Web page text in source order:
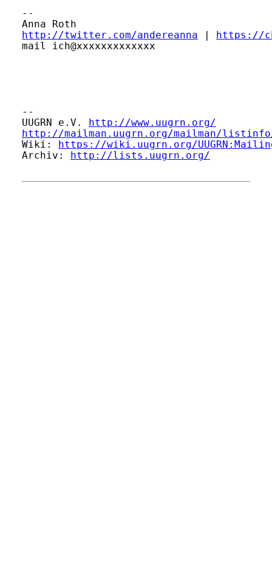
--
http://twitter.com/andereanna
https://
mail ich@xxxxxxxxxxxxx
--
UUGRN e.V.
http://www.uugrn.org/
http://mailman.uugrn.org/mailman/
Wiki:
https://wiki.uugrn.org/
Archiv:
http://lists.uugrn.org/